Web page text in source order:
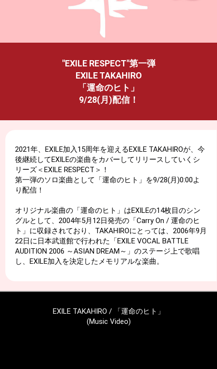
"EXILE RESPECT"第一弾
EXILE TAKAHIRO
「運命のヒト」
9/28(月)配信！
2021年、EXILE加入15周年を迎えるEXILE TAKAHIROが、今
後継続してEXILEの楽曲をカバーしてリリースしていくシ
リーズ＜EXILE RESPECT＞！
第一弾のソロ楽曲として「運命のヒト」を9/28(月)0:00よ
り配信！
オリジナル楽曲の「運命のヒト」はEXILEの14枚目のシン
グルとして、2004年5月12日発売の「Carry On / 運命のヒ
ト」に収録されており、TAKAHIROにとっては、2006年9月
22日に日本武道館で行われた「EXILE VOCAL BATTLE
AUDITION 2006 ～ASIAN DREAM～」のステージ上で歌唱
し、EXILE加入を決定したメモリアルな楽曲。
EXILE TAKAHIRO / 「運命のヒト」
(Music Video)